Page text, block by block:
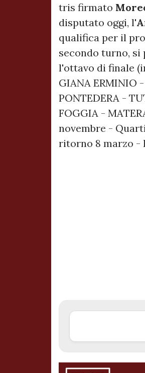
tris firmato
disputato oggi, l'
qualifica per il
secondo turno, si
l'ottavo di finale
GIANA ERMINIO -
PONTEDERA -
FOGGIA -
novembre -
ritorno 8 marzo -